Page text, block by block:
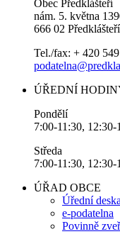
Obec Předklášteří
nám. 5. května
666 02 Předklášteří
Tel./fax: + 420
ÚŘEDNÍ
Pondělí
7:00-11:30, 12:30-
Středa
7:00-11:30, 12:30-
ÚŘAD OBCE
Úřední deska
e-podatelna
Povinně